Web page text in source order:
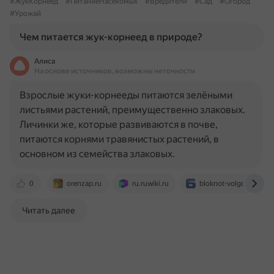
#Урожай
Чем питается жук-корнеед в природе?
Алиса
На основе источников, возможны неточности
0 orenzap.ru ru.ruwiki.ru bloknot-volgograd.ru
Взрослые жуки-корнееды питаются зелёными
листьями растений, преимущественно злаковых.
Личинки же, которые развиваются в почве,
питаются корнями травянистых растений, в
основном из семейства злаковых.
Читать далее